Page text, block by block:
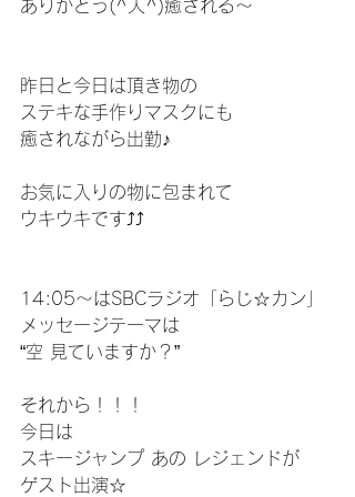
ありがとう(^人^)癒される～
昨日と今日は頂き物の
ステキな手作りマスクにも
癒されながら出勤♪
お気に入りの物に包まれて
ウキウキです⤴⤴
14:05～はSBCラジオ「らじ☆カン」
メッセージテーマは
“空 見ていますか？”
それから！！！
今日は
スキージャンプ あの レジェンドが
ゲスト出演☆